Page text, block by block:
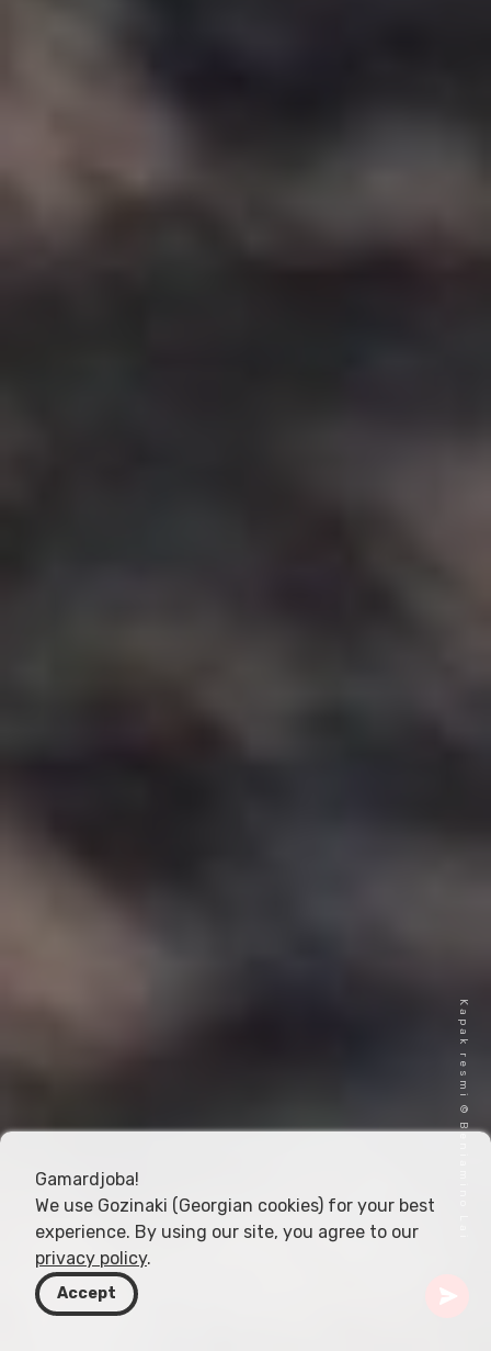
Kapak resmi © Beniamino Lai
Gamardjoba!
We use Gozinaki (Georgian cookies) for your best
experience. By using our site, you agree to our
privacy policy.
Accept